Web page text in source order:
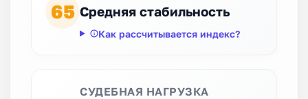
65 Средняя стабильность
Как рассчитывается индекс?
СУДЕБНАЯ НАГРУЗКА